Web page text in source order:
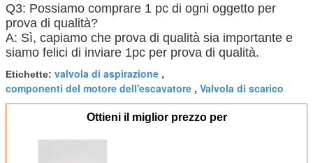
Q3: Possiamo comprare 1 pc di ogni oggetto per
prova di qualità?
A: Sì, capiamo che prova di qualità sia importante e
siamo felici di inviare 1pc per prova di qualità.
Etichette: valvola di aspirazione ,
componenti del motore dell'escavatore , Valvola di scarico
Ottieni il miglior prezzo per